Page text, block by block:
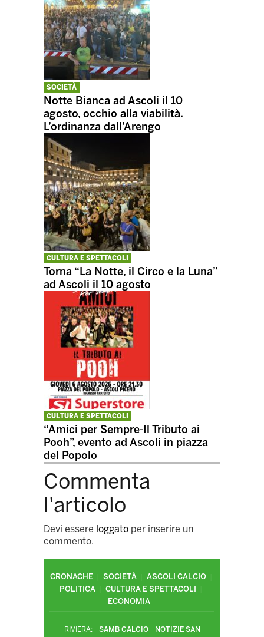
SOCIETÀ
Notte Bianca ad Ascoli il 10
agosto, occhio alla viabilità.
L’ordinanza dall’Arengo
CULTURA E SPETTACOLI
Torna “La Notte, il Circo e la Luna”
ad Ascoli il 10 agosto
CULTURA E SPETTACOLI
“Amici per Sempre-Il Tributo ai
Pooh”, evento ad Ascoli in piazza
del Popolo
Commenta
l'articolo
Devi essere loggato per inserire un
commento.
CRONACHE SOCIETÀ
ASCOLI CALCIO
POLITICA
CULTURA E SPETTACOLI
ECONOMIA
RIVIERA: SAMB CALCIO NOTIZIE SAN